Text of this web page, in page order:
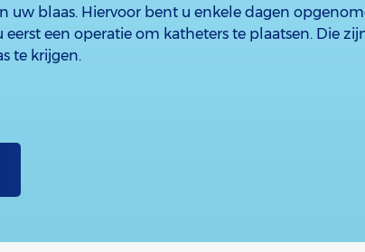
uw blaas. Hiervoor bent u enkele dagen
eerst een operatie om katheters te plaatsen. Die
te krijgen.